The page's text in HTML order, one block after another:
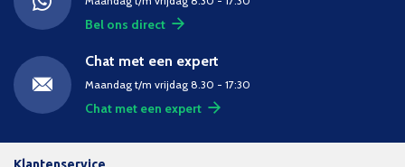
Bel ons direct
Chat met een expert
Maandag t/m vrijdag 8.30 - 17:30
Chat met een expert